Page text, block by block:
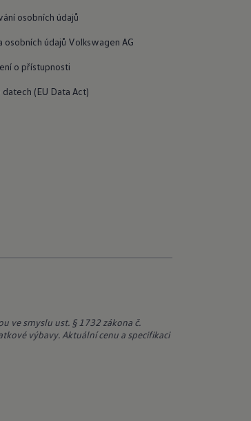
osobních údajů
osobních údajů Volkswagen AG
o přístupnosti
datech (EU Data Act)
ve smyslu ust. § 1732 zákona č.
výbavy. Aktuální cenu a specifikaci